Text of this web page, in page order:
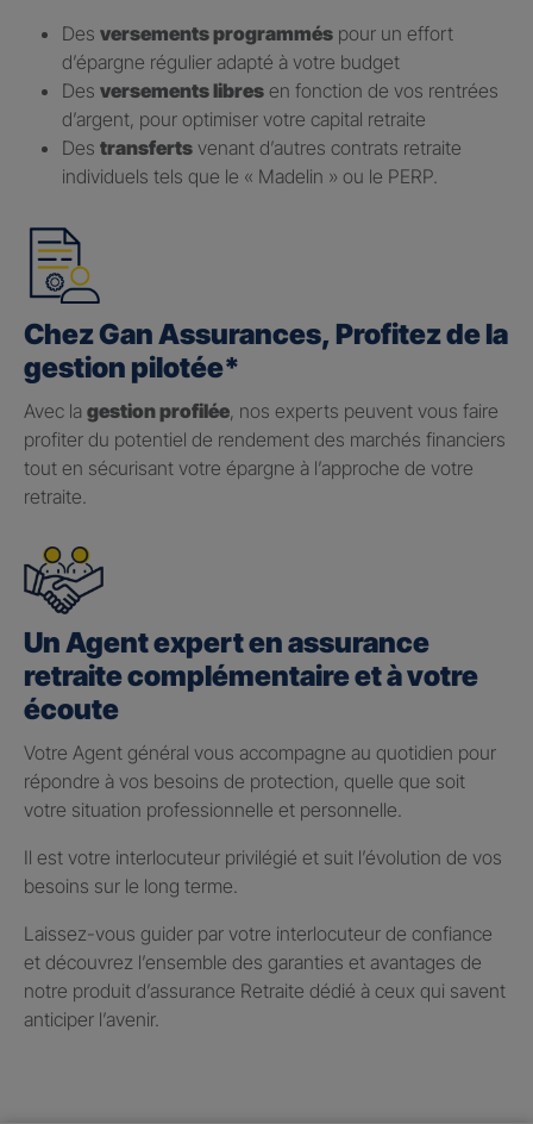
Des versements programmés pour un effort
d’épargne régulier adapté à votre budget
Des versements libres en fonction de vos rentrées
d’argent, pour optimiser votre capital retraite
Des transferts venant d’autres contrats retraite
individuels tels que le « Madelin » ou le PERP.
Chez Gan Assurances, Profitez de la
gestion pilotée*
Avec la gestion profilée, nos experts peuvent vous faire
profiter du potentiel de rendement des marchés financiers
tout en sécurisant votre épargne à l’approche de votre
retraite.
Un Agent expert en assurance
retraite complémentaire et à votre
écoute
Votre Agent général vous accompagne au quotidien pour
répondre à vos besoins de protection, quelle que soit
votre situation professionnelle et personnelle.
Il est votre interlocuteur privilégié et suit l’évolution de vos
besoins sur le long terme.
Laissez-vous guider par votre interlocuteur de confiance
et découvrez l’ensemble des garanties et avantages de
notre produit d’assurance Retraite dédié à ceux qui savent
anticiper l’avenir.